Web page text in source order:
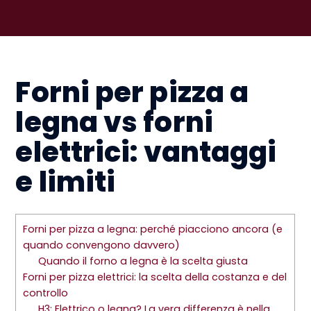
Forni per pizza a
legna vs forni
elettrici: vantaggi
e limiti
Forni per pizza a legna: perché piacciono ancora (e
quando convengono davvero)
Quando il forno a legna è la scelta giusta
Forni per pizza elettrici: la scelta della costanza e del
controllo